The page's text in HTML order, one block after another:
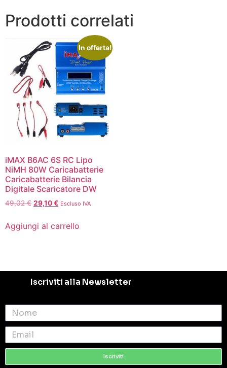
Prodotti correlati
In offerta!
iMAX B6AC 6S RC Lipo
NiMH 80W Caricabatterie
Caricabatterie Bilancia
Digitale Scaricatore DW
49,02€ 29,10€ Escluso IVA
Aggiungi al carrello
Iscriviti alla Newsletter
Iscriviti